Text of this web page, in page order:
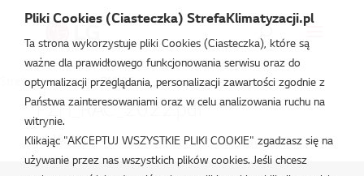
Strefa Klimatyzacji /PM(05
PZH_RAC_2022.pdf
lut 18, 2026
Pliki Cookies (Ciasteczka) StrefaKlimatyzacji.pl
Ta strona wykorzystuje pliki Cookies (Ciasteczka), które są
ważne dla prawidłowego funkcjonowania serwisu oraz do
optymalizacji przeglądania, personalizacji zawartości zgodnie z
Państwa zainteresowaniami oraz w celu analizowania ruchu na
witrynie.
Klikając "AKCEPTUJ WSZYSTKIE PLIKI COOKIE" zgadzasz się na
używanie przez nas wszystkich plików cookies. Jeśli chcesz